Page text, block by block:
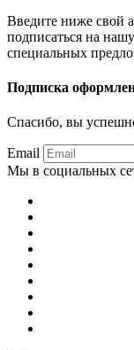
Введите ниже свой
подписаться на
специальных
Подписка
Спасибо, вы
Email
Мы в социальных